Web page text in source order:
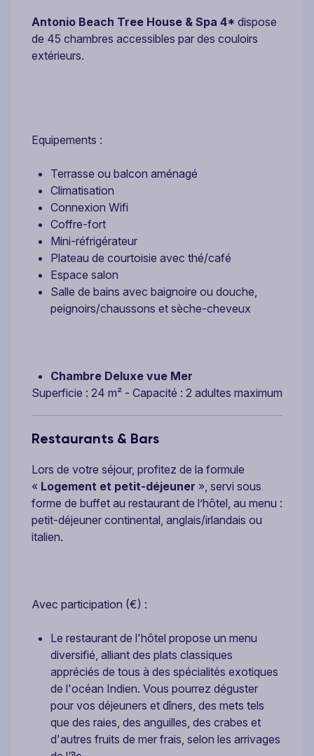
Antonio Beach Tree House & Spa 4* dispose
de 45 chambres accessibles par des couloirs
extérieurs.
Equipements :
Terrasse ou balcon aménagé
Climatisation
Connexion Wifi
Coffre-fort
Mini-réfrigérateur
Plateau de courtoisie avec thé/café
Espace salon
Salle de bains avec baignoire ou douche,
peignoirs/chaussons et sèche-cheveux
Chambre Deluxe vue Mer
Superficie : 24 m² - Capacité : 2 adultes maximum
Restaurants & Bars
Lors de votre séjour, profitez de la formule
« Logement et petit-déjeuner », servi sous
forme de buffet au restaurant de l’hôtel, au menu :
petit-déjeuner continental, anglais/irlandais ou
italien.
Avec participation (€) :
Le restaurant de l'hôtel propose un menu
diversifié, alliant des plats classiques
appréciés de tous à des spécialités exotiques
de l'océan Indien. Vous pourrez déguster
pour vos déjeuners et dîners, des mets tels
que des raies, des anguilles, des crabes et
d'autres fruits de mer frais, selon les arrivages